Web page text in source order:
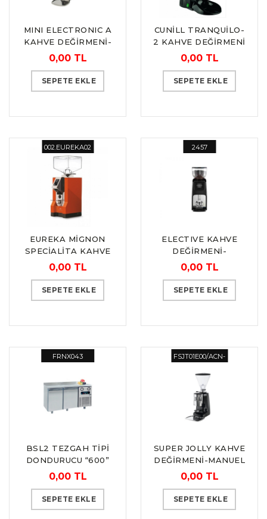
MINI ELECTRONIC A
KAHVE DEĞİRMENİ-
OTOMATİK
“MAZZER”
0,00 TL
SEPETE EKLE
CUNİLL TRANQUİLO-
2 KAHVE DEĞİRMENİ
0,00 TL
SEPETE EKLE
002.EUREKA02
EUREKA MİGNON
SPECİALİTA KAHVE
DEĞİRMENİ
0,00 TL
SEPETE EKLE
2457
ELECTIVE KAHVE
DEĞİRMENİ-
OTOMATİK “LA
CIMBALI“
0,00 TL
SEPETE EKLE
FRNX043
BSL2 TEZGAH TİPİ
DONDURUCU “600”
SERİSİ SNACK
0,00 TL
SEPETE EKLE
FSJT01E00/ACN-
SUPER JOLLY KAHVE
DEĞİRMENİ-MANUEL
“MAZZER”
0,00 TL
SEPETE EKLE